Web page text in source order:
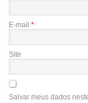
E-mail *
Site
Salvar meus dados